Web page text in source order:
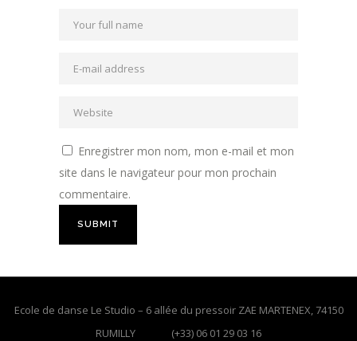
Enregistrer mon nom, mon e-mail et mon
site dans le navigateur pour mon prochain
commentaire.
Ecole de danse Le Studio – 6 allée du pressoir ZAE MARTENEX, 74150
RUMILLY (+33) 06 01 29 03 16